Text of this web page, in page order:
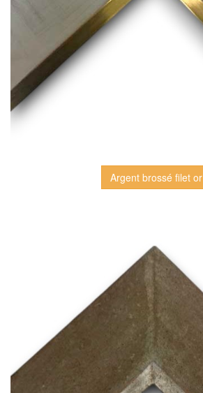
Argent brossé filet or